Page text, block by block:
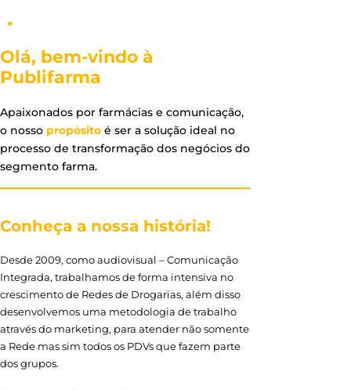
Olá, bem-vindo à
Publifarma
Apaixonados por farmácias e comunicação,
o nosso propósito é ser a solução ideal no
processo de transformação dos negócios do
segmento farma.
Conheça a nossa história!
Desde 2009, como audiovisual – Comunicação
Integrada, trabalhamos de forma intensiva no
crescimento de Redes de Drogarias, além disso
desenvolvemos uma metodologia de trabalho
através do marketing, para atender não somente
a Rede mas sim todos os PDVs que fazem parte
dos grupos.